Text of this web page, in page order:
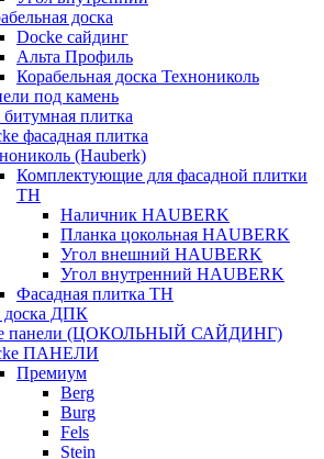
доска
Docke сайдинг
Альта Профиль
Корабельная доска Технониколь
под камень
плитка
фасадная плитка
(Hauberk)
Комплектующие для фасадной плитки
ТН
Наличник HAUBERK
Планка цокольная HAUBERK
Угол внешний HAUBERK
Угол внутренний HAUBERK
Фасадная плитка ТН
доска ДПК
панели (ЦОКОЛЬНЫЙ САЙДИНГ)
ПАНЕЛИ
Премиум
Berg
Burg
Fels
Stein